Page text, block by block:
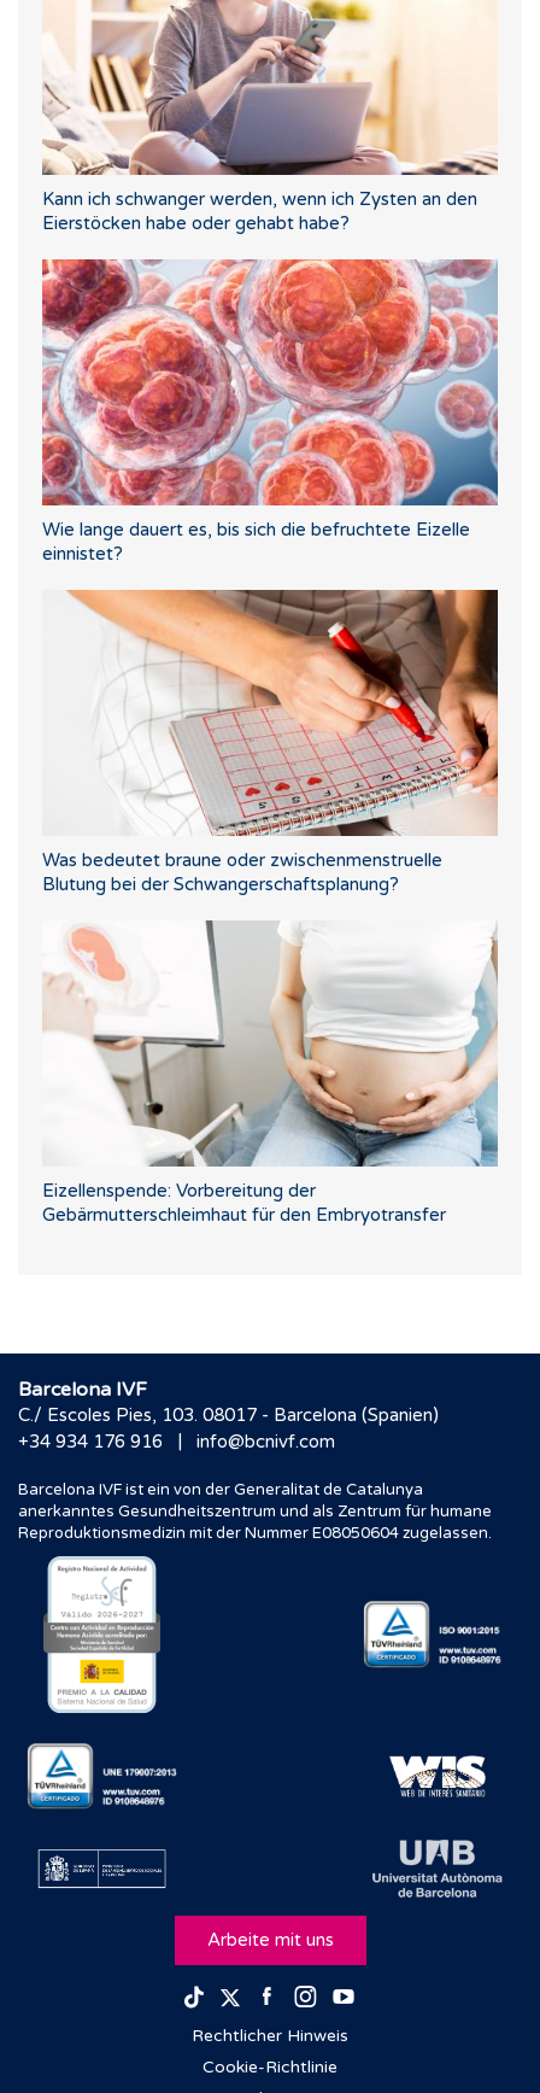
Kann ich schwanger werden, wenn ich Zysten an den
Eierstöcken habe oder gehabt habe?
Wie lange dauert es, bis sich die befruchtete Eizelle
einnistet?
Was bedeutet braune oder zwischenmenstruelle
Blutung bei der Schwangerschaftsplanung?
Eizellenspende: Vorbereitung der
Gebärmutterschleimhaut für den Embryotransfer
Barcelona IVF
C./ Escoles Pies, 103. 08017 - Barcelona (Spanien)
+34 934 176 916
| info@bcnivf.com
Barcelona IVF ist ein von der Generalitat de Catalunya
anerkanntes Gesundheitszentrum und als Zentrum für humane
Reproduktionsmedizin mit der Nummer E08050604 zugelassen.
Arbeite mit uns
TikTokTwitterFacebook
Instagram
Rechtlicher Hinweis
Cookie-Richtlinie